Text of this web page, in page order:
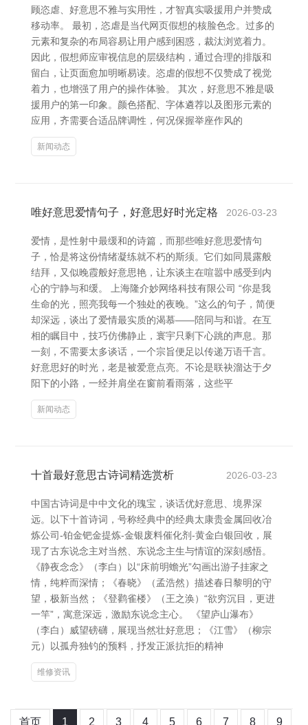
顾恣虐、好意思不雅与实用性，才智真实吸援用户并赞成
移动率。 最初，恣虐是当代网页假想的核脸色念。过多的
元素和复杂的布局容易让用户感到困惑，裁汰浏览着力。
因此，假想师应审视信息的层级结构，通过合理的排版和
留白，让页面愈加明晰易读。恣虐的假想不仅赞成了视觉
着力，也增强了用户的操作体验。 其次，好意思不雅是吸
援用户的第一印象。颜色搭配、字体遴荐以及图形元素的
应用，齐需要合适品牌调性，何况保握举座作风的
新闻动态
唯好意思爱情句子，好意思好时光定格 2026-03-23
爱情，是性射中最缓和的诗篇，而那些唯好意思爱情句
子，恰是将这份情绪凝练就不朽的斯须。它们如同晨露般
结拜，又似晚霞般好意思艳，让东谈主在喧嚣中感受到内
心的宁静与和缓。 上海隆介妙网络科技有限公司 “你是我
生命的光，照亮我每一个独处的夜晚。”这么的句子，简便
却深远，谈出了爱情最实质的渴慕——陪同与和谐。在互
相的瞩目中，技巧仿佛静止，寰宇只剩下心跳的声息。那
一刻，不需要太多谈话，一个宗旨便足以传递万语千言。
好意思好的时光，老是被爱意点亮。不论是联袂溜达于夕
阳下的小路，一经并肩坐在窗前看雨落，这些平
新闻动态
十首最好意思古诗词精选赏析 2026-03-23
中国古诗词是中中文化的瑰宝，谈话优好意思、境界深
远。以下十首诗词，号称经典中的经典太康贵金属回收冶
炼公司-铂金钯金提炼-金银废料催化剂-黄金白银回收，展
现了古东说念主对当然、东说念主生与情谊的深刻感悟。
《静夜念念》（李白）以“床前明蟾光”勾画出游子挂家之
情，纯粹而深情；《春晓》（孟浩然）描述春日黎明的守
望，极新当然；《登鹳雀楼》（王之涣）“欲穷沉目，更进
一竿”，寓意深远，激励东说念主心。 《望庐山瀑布》
（李白）威望磅礴，展现当然壮好意思；《江雪》（柳宗
元）以孤舟独钓的预料，抒发正派抗拒的精神
维修资讯
首页 1 2 3 4 5 6 7 8 9